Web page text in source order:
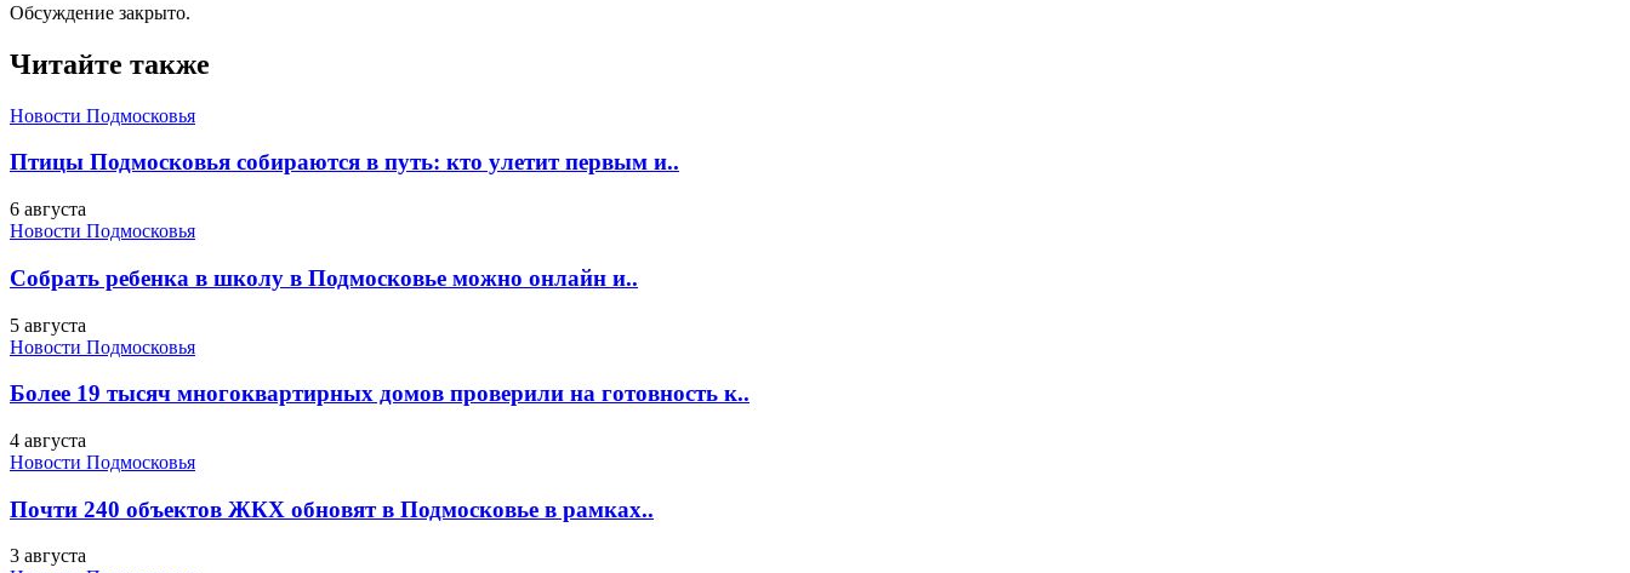
Обсуждение закрыто.
Читайте также
Новости Подмосковья
Птицы Подмосковья собираются в путь: кто улетит первым и..
6 августа
Новости Подмосковья
Собрать ребенка в школу в Подмосковье можно онлайн и..
5 августа
Новости Подмосковья
Более 19 тысяч многоквартирных домов проверили на готовность к..
4 августа
Новости Подмосковья
Почти 240 объектов ЖКХ обновят в Подмосковье в рамках..
3 августа